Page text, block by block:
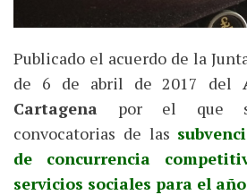
Publicado el acuerdo de la
de 6 de abril de 2017 del
Cartagena por el que
convocatorias de las
de concurrencia
servicios sociales para el año